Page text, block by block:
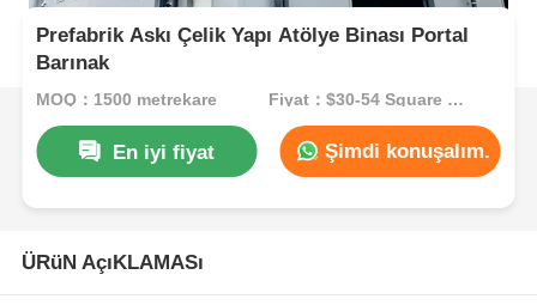
Prefabrik Askı Çelik Yapı Atölye Binası Portal
Barınak
MOQ：1500 metrekare Fiyat：$30-54 Square Meters
En iyi fiyat Şimdi konuşalım.
ÜRüN AçıKLAMASı